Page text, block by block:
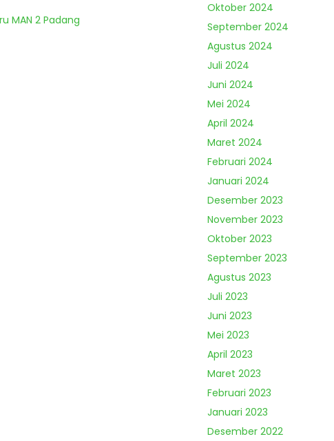
MAN 2 Padang
Oktober 2024
September 2024
Agustus 2024
Juli 2024
Juni 2024
Mei 2024
April 2024
Maret 2024
Februari 2024
Januari 2024
Desember 2023
November 2023
Oktober 2023
September 2023
Agustus 2023
Juli 2023
Juni 2023
Mei 2023
April 2023
Maret 2023
Februari 2023
Januari 2023
Desember 2022